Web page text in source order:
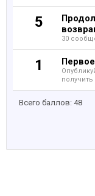
5
30
1
Всего баллов: 48